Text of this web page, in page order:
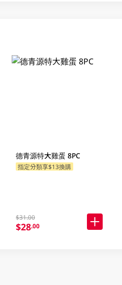
德青源特大雞蛋 8PC
指定分類享$13換購
$31.00
$28.00